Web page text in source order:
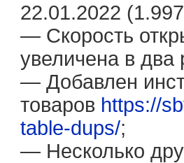
22.01.2022
— Скорость
увеличена в два
— Добавлен
товаров https://
table-dups/;
— Несколько